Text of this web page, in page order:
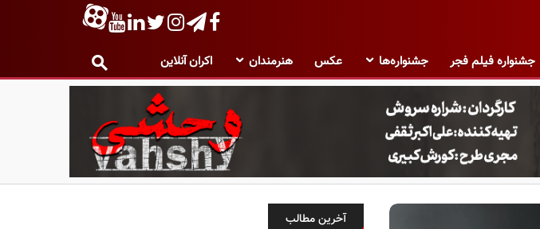
جشنواره فیلم فجر جشنواره‌ها عکس هنرمندان اکران آنلاین
آخرین مطالب